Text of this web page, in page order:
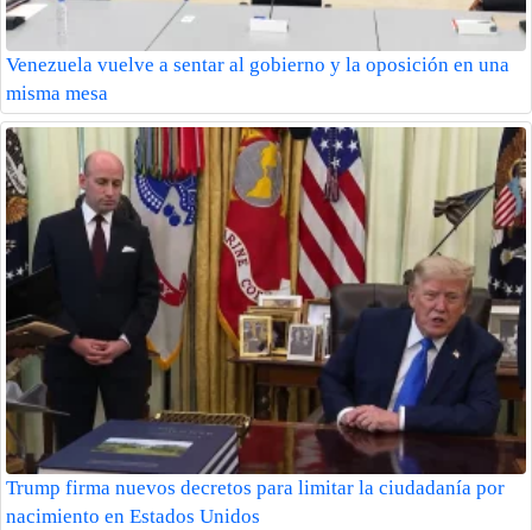
Venezuela vuelve a sentar al gobierno y la oposición en una
misma mesa
Trump firma nuevos decretos para limitar la ciudadanía por
nacimiento en Estados Unidos